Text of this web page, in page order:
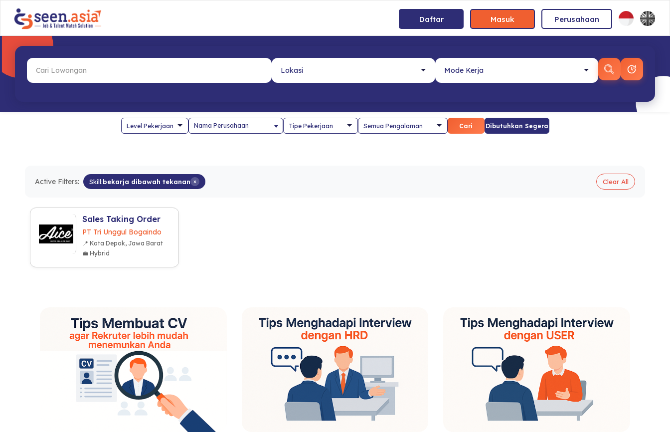
Daftar Masuk Perusahaan
Nama Perusahaan Cari Dibutuhkan Segera
Active Filters: Skill:bekarja dibawah tekanan × Clear All
Sales Taking Order
PT Tri Unggul Bogaindo
📍 Kota Depok, Jawa Barat
💼 Hybrid